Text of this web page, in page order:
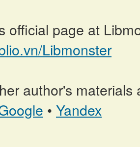
official page at
Libmonster
author's materials
• Yandex